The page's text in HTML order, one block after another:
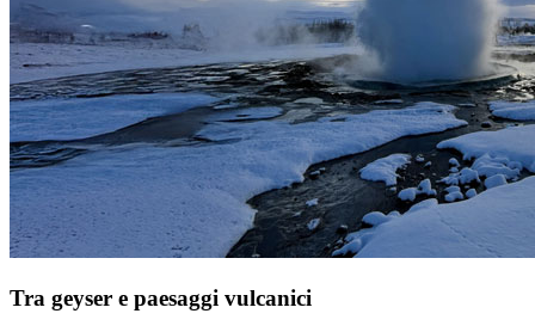
Tra geyser e paesaggi vulcanici